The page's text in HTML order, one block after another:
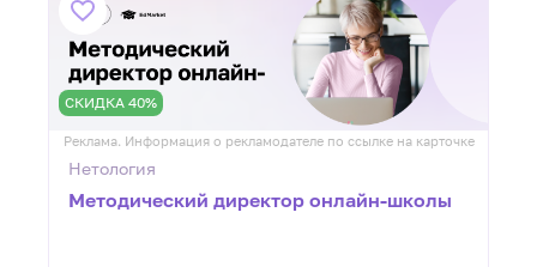
СКИДКА 40%
Реклама. Информация о рекламодателе по ссылке на карточке
Нетология
Методический директор онлайн-школы